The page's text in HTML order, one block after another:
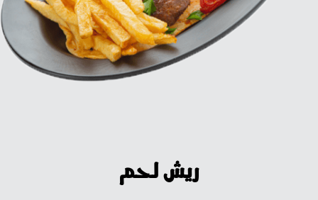
ريش لحم